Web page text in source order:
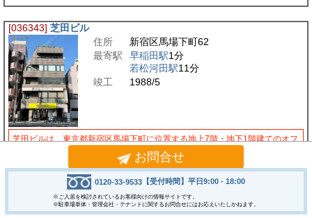
[036343] 芝田ビル
住所
新宿区馬場下町62
最寄駅
早稲田駅1分
若松河田駅11分
竣工
1988/5
芝田ビルは、東京都新宿区馬場下町に位置する地上7階・地下1階建てのオフ
ィスビルです。1988年5月に竣工し、RC造（鉄筋コンクリート造）で建て
られています。新耐震基準に適合しているので安全性…
坪(195.40m )
賃料
768,300円
お問合せ
0120-33-9533 【受付時間】平日9:00 - 18:00
※ご入居を検討されているお客様向けの情報サイトです。
※駐車場単体・管理会社・テナントに関するお問合せにはお応えいたしかねます。